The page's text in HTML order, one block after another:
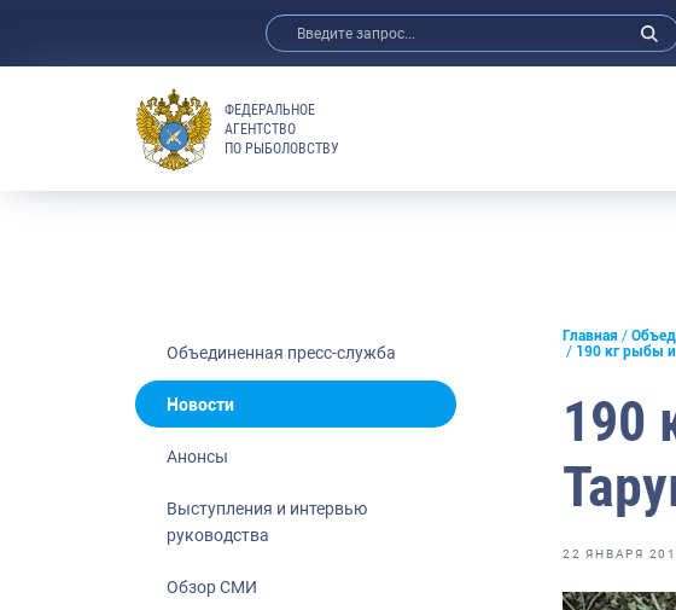
Анонсы
Отраслевые СМИ
Выставки и конференции
Научно-практическая литература
Рыбоохрана России
ФЕДЕРАЛЬНОЕ
АГЕНТСТВО
ПО РЫБОЛОВСТВУ
Объединенная пресс-служба
Новости
Анонсы
Выступления и интервью
руководства
Обзор СМИ
Главная
190 кг рыбы
190
22 ЯНВАРЯ